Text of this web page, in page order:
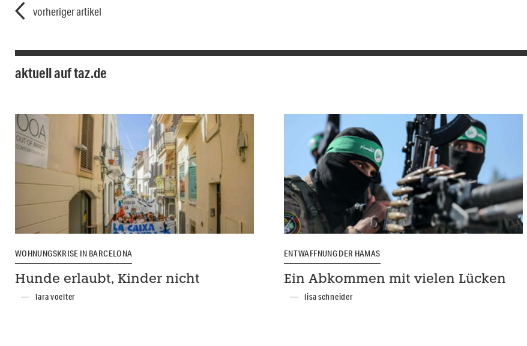
vorheriger artikel
aktuell auf taz.de
WOHNUNGSKRISE IN BARCELONA
Hunde erlaubt, Kinder nicht
lara voelter
ENTWAFFNUNG DER HAMAS
Ein Abkommen mit vielen Lücken
lisa schneider